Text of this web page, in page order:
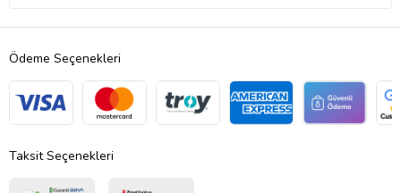
Ödeme Seçenekleri
Taksit Seçenekleri